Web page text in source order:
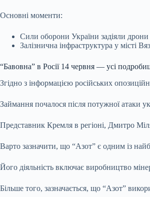
Основні моменти:
Сили оборони України задіяли
Залізнична інфраструктура у місті
“Бавовна” в Росії 14 червня — усі
Згідно з інформацією російських
Займання почалося після потужної атаки
Представник Кремля в регіоні, Дмитро
Варто зазначити, що “Азот” є одним із
Його діяльність включає виробництво
Більше того, зазначається, що “Азот”